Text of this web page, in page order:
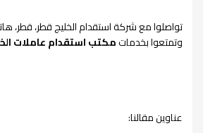
وتمتعوا بخدماتمكتب استقدام عاملات
عناوين مقالنا: